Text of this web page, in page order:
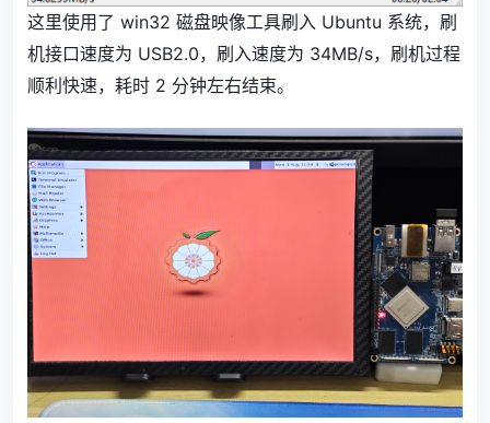
这里使用了 win32 磁盘映像工具刷入 Ubuntu 系统，刷
机接口速度为 USB2.0，刷入速度为 34MB/s，刷机过程
顺利快速，耗时 2 分钟左右结束。